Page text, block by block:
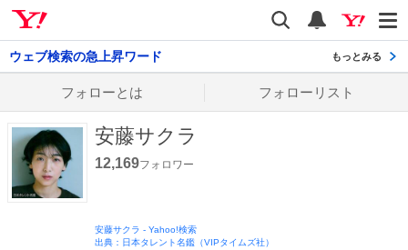
検索
通知
ウェブ検索の急上昇ワード もっとみる
フォローとは フォローリスト
安藤サクラ
12,169フォロワー
安藤サクラ - Yahoo!検索
出典：日本タレント名鑑（VIPタイムズ社）